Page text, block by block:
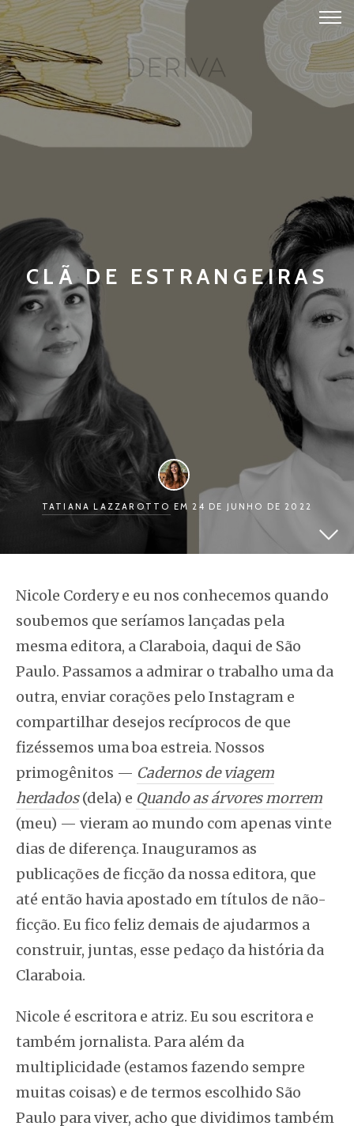
CLÃ DE ESTRANGEIRAS
TATIANA LAZZAROTTO EM 24 DE JUNHO DE 2022
Nicole Cordery e eu nos conhecemos quando
soubemos que seríamos lançadas pela
mesma editora, a Claraboia, daqui de São
Paulo. Passamos a admirar o trabalho uma da
outra, enviar corações pelo Instagram e
compartilhar desejos recíprocos de que
fizéssemos uma boa estreia. Nossos
primogênitos — Cadernos de viagem
herdados(dela) e Quando as árvores morrem
(meu) — vieram ao mundo com apenas vinte
dias de diferença. Inauguramos as
publicações de ficção da nossa editora, que
até então havia apostado em títulos de não-
ficção. Eu fico feliz demais de ajudarmos a
construir, juntas, esse pedaço da história da
Claraboia.
Nicole é escritora e atriz. Eu sou escritora e
também jornalista. Para além da
multiplicidade (estamos fazendo sempre
muitas coisas) e de termos escolhido São
Paulo para viver, acho que dividimos também